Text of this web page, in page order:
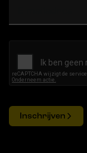
Inschrijven